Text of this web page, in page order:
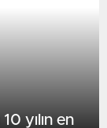
yılın en